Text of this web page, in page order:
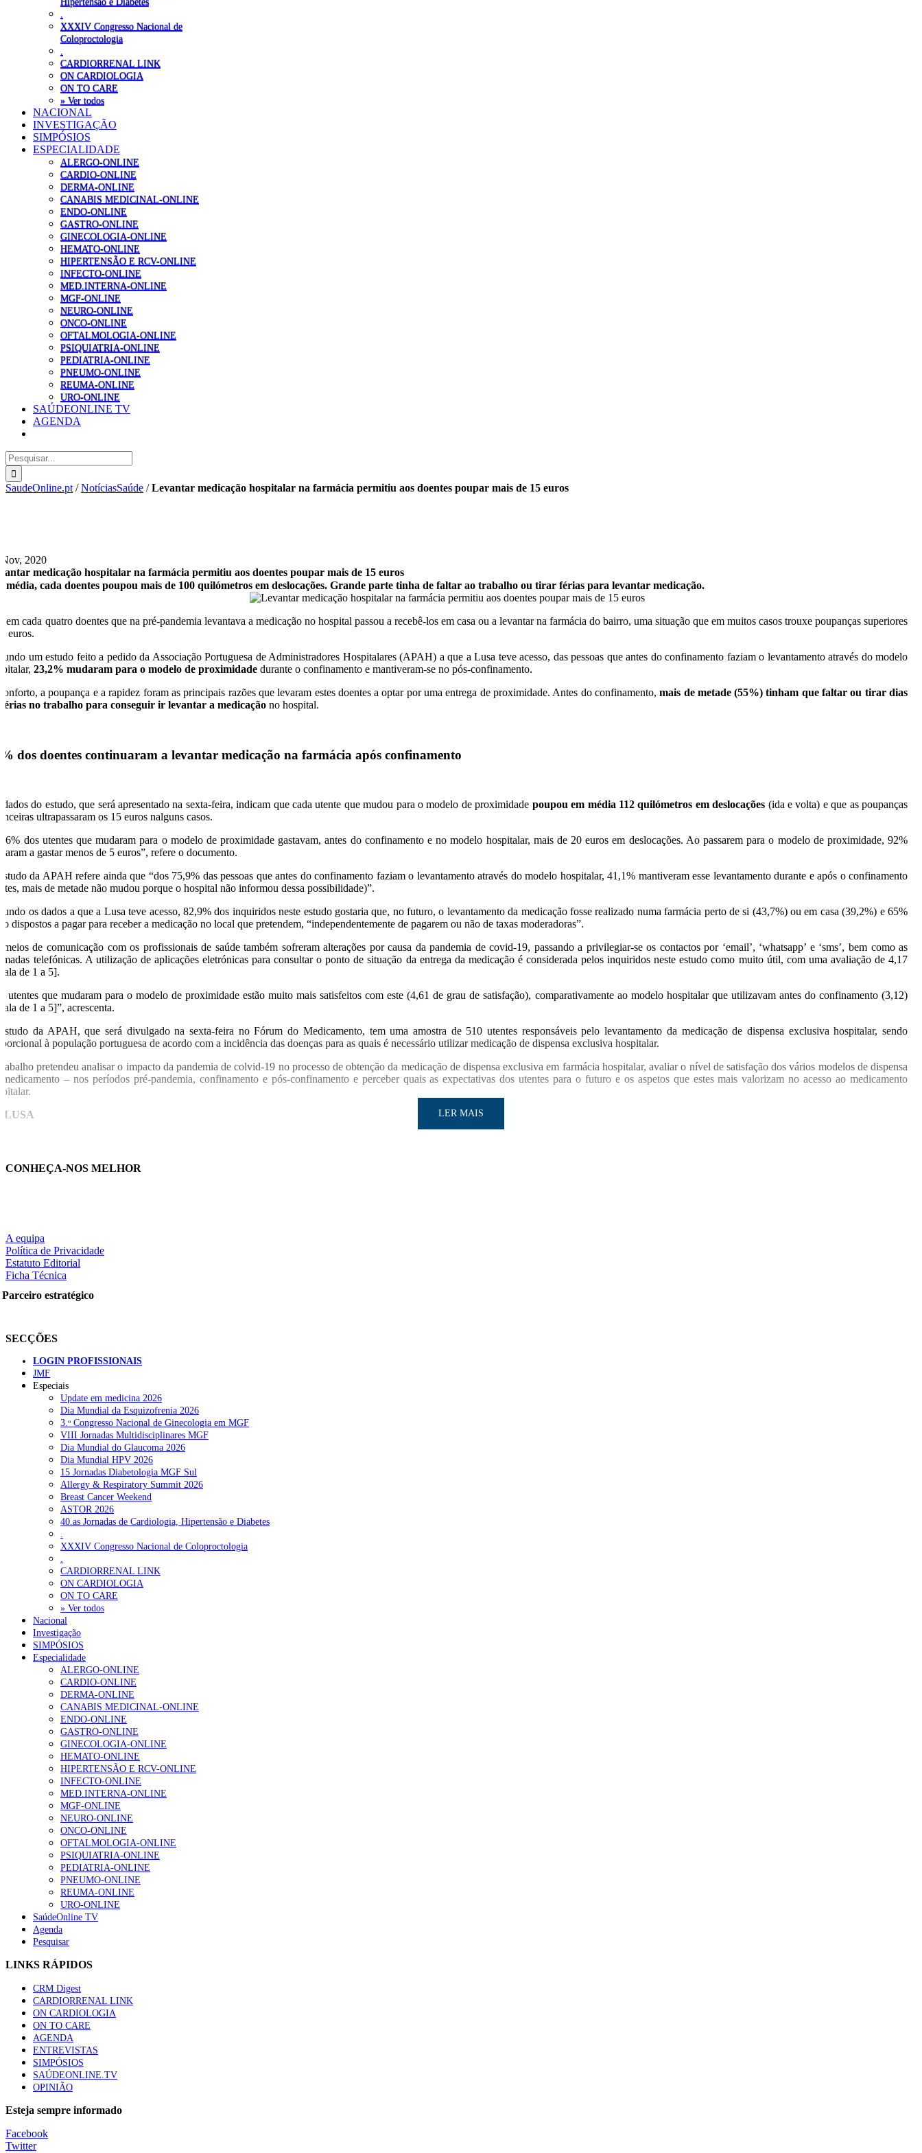
XXXIV Congresso Nacional de
Coloproctologia
CARDIORRENAL LINK
ON CARDIOLOGIA
ON TO CARE
» Ver todos
NACIONAL
INVESTIGAÇÃO
SIMPÓSIOS
ESPECIALIDADE
ALERGO-ONLINE
CARDIO-ONLINE
DERMA-ONLINE
CANABIS MEDICINAL-ONLINE
ENDO-ONLINE
GASTRO-ONLINE
GINECOLOGIA-ONLINE
HEMATO-ONLINE
HIPERTENSÃO E RCV-ONLINE
INFECTO-ONLINE
MED.INTERNA-ONLINE
MGF-ONLINE
NEURO-ONLINE
ONCO-ONLINE
OFTALMOLOGIA-ONLINE
PSIQUIATRIA-ONLINE
PEDIATRIA-ONLINE
PNEUMO-ONLINE
REUMA-ONLINE
URO-ONLINE
SAÚDEONLINE TV
AGENDA
Pesquisar
SaudeOnline.pt /NotíciasSaúde /Levantar medicação hospitalar na farmácia permitiu aos doentes poupar mais de 15 euros
2020
medicação hospitalar na farmácia permitiu aos doentes poupar mais de 15 euros
média, cada doentes poupou mais de 100 quilómetros em deslocações. Grande parte tinha de faltar ao trabalho ou tirar férias para levantar medicação.
em cada quatro doentes que na pré-pandemia levantava a medicação no hospital passou a recebê-los em casa ou a levantar na farmácia do bairro, uma situação que em muitos casos trouxe poupanças superiores
euros.
um estudo feito a pedido da Associação Portuguesa de Administradores Hospitalares (APAH) a que a Lusa teve acesso, das pessoas que antes do confinamento faziam o levantamento através do modelo
23,2% mudaram para o modelo de proximidade durante o confinamento e mantiveram-se no pós-confinamento.
a poupança e a rapidez foram as principais razões que levaram estes doentes a optar por uma entrega de proximidade. Antes do confinamento,mais de metade (55%) tinham que faltar ou tirar dias
no trabalho para conseguir ir levantar a medicação no hospital.
dos doentes continuaram a levantar medicação na farmácia após confinamento
dados do estudo, que será apresentado na sexta-feira, indicam que cada utente que mudou para o modelo de proximidade poupou em média 112 quilómetros em deslocações (ida e volta) e que as poupanças
ultrapassaram os 15 euros nalguns casos.
dos utentes que mudaram para o modelo de proximidade gastavam, antes do confinamento e no modelo hospitalar, mais de 20 euros em deslocações. Ao passarem para o modelo de proximidade, 92%
a gastar menos de 5 euros”, refere o documento.
da APAH refere ainda que “dos 75,9% das pessoas que antes do confinamento faziam o levantamento através do modelo hospitalar, 41,1% mantiveram esse levantamento durante e após o confinamento
mais de metade não mudou porque o hospital não informou dessa possibilidade)”.
os dados a que a Lusa teve acesso, 82,9% dos inquiridos neste estudo gostaria que, no futuro, o levantamento da medicação fosse realizado numa farmácia perto de si (43,7%) ou em casa (39,2%) e 65%
dispostos a pagar para receber a medicação no local que pretendem, “independentemente de pagarem ou não de taxas moderadoras”.
meios de comunicação com os profissionais de saúde também sofreram alterações por causa da pandemia de covid-19, passando a privilegiar-se os contactos por ‘email’, ‘whatsapp’ e ‘sms’, bem como as
telefónicas. A utilização de aplicações eletrónicas para consultar o ponto de situação da entrega da medicação é considerada pelos inquiridos neste estudo como muito útil, com uma avaliação de 4,17
de 1 a 5].
utentes que mudaram para o modelo de proximidade estão muito mais satisfeitos com este (4,61 de grau de satisfação), comparativamente ao modelo hospitalar que utilizavam antes do confinamento (3,12)
de 1 a 5]”, acrescenta.
da APAH, que será divulgado na sexta-feira no Fórum do Medicamento, tem uma amostra de 510 utentes responsáveis pelo levantamento da medicação de dispensa exclusiva hospitalar, sendo
à população portuguesa de acordo com a incidência das doenças para as quais é necessário utilizar medicação de dispensa exclusiva hospitalar.
pretendeu analisar o impacto da pandemia de colvid-19 no processo de obtenção da medicação de dispensa exclusiva em farmácia hospitalar, avaliar o nível de satisfação dos vários modelos de dispensa
– nos períodos pré-pandemia, confinamento e pós-confinamento e perceber quais as expectativas dos utentes para o futuro e os aspetos que estes mais valorizam no acesso ao medicamento
LUSA
nas redes sociais:
RECENTES
Portugal está a formar os médicos de que precisa?
Estudantes de Medicina representados na 79.ª World Health Assembly
SCORA X-Change Portugal promove formação internacional em saúde sexual e reprodutiva
ANEM reúne com coordenador do Pacto Estratégico para a Saúde
Sindicato diz que nova carreira de médicos dentistas reforça estabilidade no SNS
MAIS LIDAS
Enfermagem Forense. “Da urgência ao tribunal, cada gesto conta e cada profissional faz a diferença”
202 visualizações
Alguns milhares de utentes podem ficar sem médico de família com nova regras do registo, alerta associação
175 visualizações
Quase quatro em cada dez doentes com enfarte apresentavam níveis elevados de Lp(a), revela estudo
86 visualizações
“Os programas de rastreio do cancro do pulmão são custo-efetivos e representam um investimento sustentável para os sistemas de saúde”
66 visualizações
Trodelvy aprovado para primeira linha no cancro da mama triplo negativo metastático em doentes não elegíveis para inibidores PD-(L)1
61 visualizações
Especialistas defendem mais potássio na alimentação para ajudar a controlar a hipertensão
57 visualizações
MAIS NOTÍCIAS
Sindicato diz que nova carreira de médicos dentistas reforça estabilidade no SNS
LER MAIS
CONHEÇA-NOS MELHOR
A equipa
Política de Privacidade
Estatuto Editorial
Ficha Técnica
Parceiro estratégico
SECÇÕES
LOGIN PROFISSIONAIS
JMF
Especiais
Update em medicina 2026
Dia Mundial da Esquizofrenia 2026
3.ᵒ Congresso Nacional de Ginecologia em MGF
VIII Jornadas Multidisciplinares MGF
Dia Mundial do Glaucoma 2026
Dia Mundial HPV 2026
15 Jornadas Diabetologia MGF Sul
Allergy & Respiratory Summit 2026
Breast Cancer Weekend
ASTOR 2026
40.as Jornadas de Cardiologia, Hipertensão e Diabetes
.
XXXIV Congresso Nacional de Coloproctologia
.
CARDIORRENAL LINK
ON CARDIOLOGIA
ON TO CARE
» Ver todos
Nacional
Investigação
SIMPÓSIOS
Especialidade
ALERGO-ONLINE
CARDIO-ONLINE
DERMA-ONLINE
CANABIS MEDICINAL-ONLINE
ENDO-ONLINE
GASTRO-ONLINE
GINECOLOGIA-ONLINE
HEMATO-ONLINE
HIPERTENSÃO E RCV-ONLINE
INFECTO-ONLINE
MED.INTERNA-ONLINE
MGF-ONLINE
NEURO-ONLINE
ONCO-ONLINE
OFTALMOLOGIA-ONLINE
PSIQUIATRIA-ONLINE
PEDIATRIA-ONLINE
PNEUMO-ONLINE
REUMA-ONLINE
URO-ONLINE
SaúdeOnline TV
Agenda
Pesquisar
LINKS RÁPIDOS
CRM Digest
CARDIORRENAL LINK
ON CARDIOLOGIA
ON TO CARE
AGENDA
ENTREVISTAS
SIMPÓSIOS
SAÚDEONLINE.TV
OPINIÃO
Esteja sempre informado
Facebook
Twitter